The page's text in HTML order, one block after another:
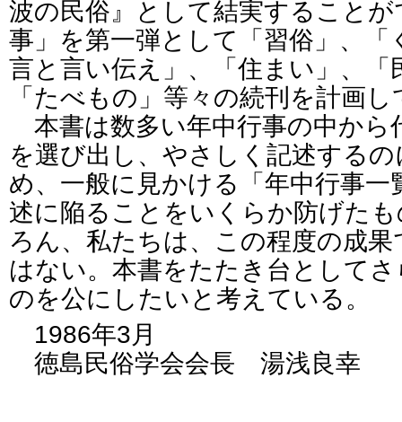
波の民俗』として結実すること
事」を第一弾として「習俗」、「
言と言い伝え」、「住まい」、「
「たべもの」等々の続刊を計画
本書は数多い年中行事の中から
を選び出し、やさしく記述する
め、一般に見かける「年中行事
述に陥ることをいくらか防げた
ろん、私たちは、この程度の成
はない。本書をたたき台として
のを公にしたいと考えている。
1986年3月
徳島民俗学会会長 湯浅良幸